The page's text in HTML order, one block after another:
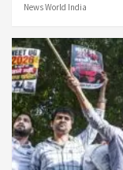
News World India